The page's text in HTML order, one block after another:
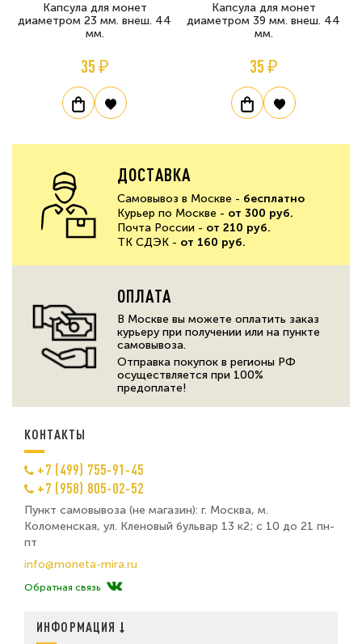
Капсула для монет
диаметром 23 мм. внеш. 44
мм.
35 ₽
Капсула для монет
диаметром 39 мм. внеш. 44
мм.
35 ₽
ДОСТАВКА
Самовывоз в Москве - бесплатно
Курьер по Москве - от 300 руб.
Почта России - от 210 руб.
ТК СДЭК - от 160 руб.
ОПЛАТА
В Москве вы можете оплатить заказ
курьеру при получении или на пункте
самовывоза.
Отправка покупок в регионы РФ
осуществляется при 100%
предоплате!
КОНТАКТЫ
+7 (499) 755-91-45
+7 (958) 805-02-52
Пункт самовывоза (не магазин): г. Москва, м.
Коломенская, ул. Кленовый бульвар 13 к2; с 10 до 21 пн-
пт
info@moneta-mira.ru
Обратная связь
ИНФОРМАЦИЯ